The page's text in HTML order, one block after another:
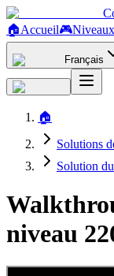
🏠Accueil🎮Niveaux
Français
🏠
Solutions
Solution
niveau